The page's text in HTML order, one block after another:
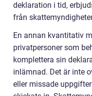
deklaration i tid,
från
En annan kvantitativ
privatpersoner som
komplettera sin
inlämnad. Det är inte
eller missade